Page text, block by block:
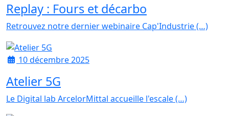
Replay : Fours et décarbo
Retrouvez notre dernier webinaire Cap'Industrie (…)
10 décembre 2025
Atelier 5G
Le Digital lab ArcelorMittal accueille l'escale (…)